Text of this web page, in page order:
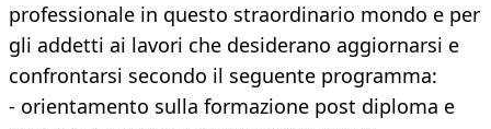
professionale in questo straordinario mondo e per
gli addetti ai lavori che desiderano aggiornarsi e
confrontarsi secondo il seguente programma:
- orientamento sulla formazione post diploma e